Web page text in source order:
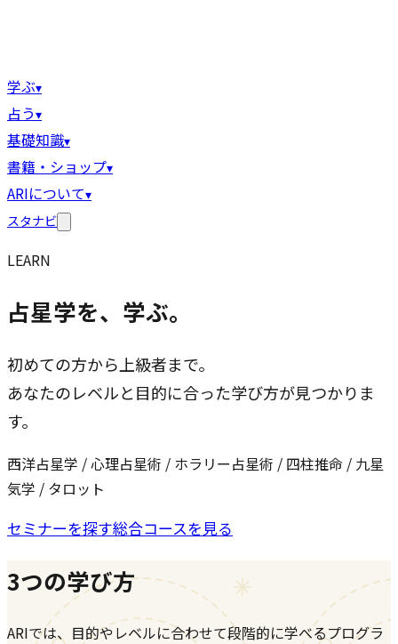
学ぶ▾
占う▾
基礎知識▾
書籍・ショップ▾
ARIについて▾
スタナビ
LEARN
占星学を、学ぶ。
初めての方から上級者まで。
あなたのレベルと目的に合った学び方が見つかりま
す。
西洋占星学 / 心理占星術 / ホラリー占星術 / 四柱推命 / 九星
気学 / タロット
セミナーを探す総合コースを見る
3つの学び方
ARIでは、目的やレベルに合わせて段階的に学べるプログラ